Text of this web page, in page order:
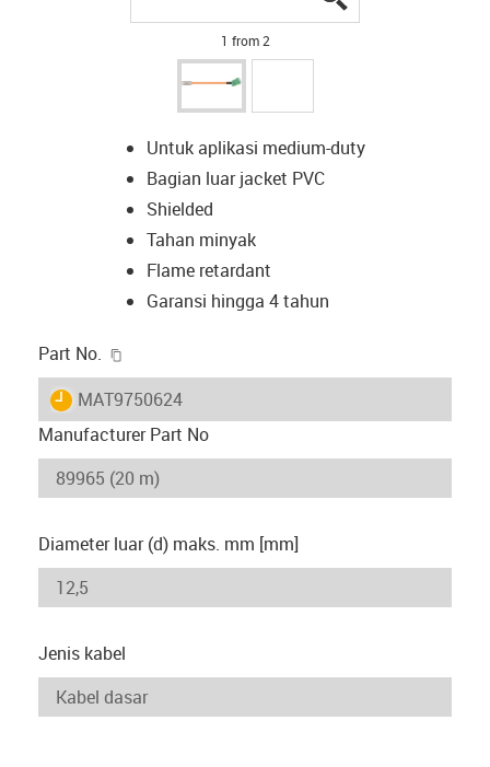
1 from 2
Untuk aplikasi medium-duty
Bagian luar jacket PVC
Shielded
Tahan minyak
Flame retardant
Garansi hingga 4 tahun
Part No.
igus-icon-lieferzeit
MAT9750624
Manufacturer Part No
Diameter luar (d) maks. mm [mm]
Jenis kabel